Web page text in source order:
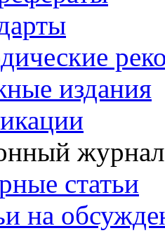
издания
журнал
статьи
на